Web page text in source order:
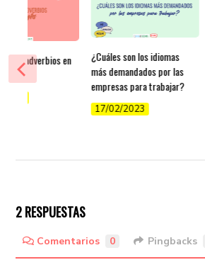
¿Cuáles son los idiomas
más demandados por las
empresas para trabajar?
17/02/2023
de adverbios en
2 RESPUESTAS
Comentarios 0 Pingbacks